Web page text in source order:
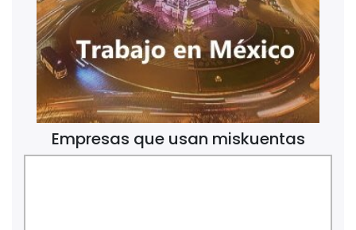
Empresas que usan miskuentas